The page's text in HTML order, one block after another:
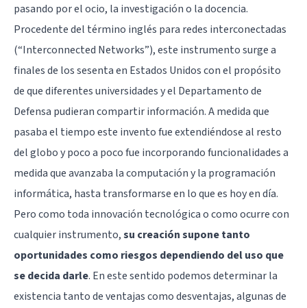
pasando por el ocio, la investigación o la docencia.
Procedente del término inglés para redes interconectadas
(“Interconnected Networks”), este instrumento surge a
finales de los sesenta en Estados Unidos con el propósito
de que diferentes universidades y el Departamento de
Defensa pudieran compartir información. A medida que
pasaba el tiempo este invento fue extendiéndose al resto
del globo y poco a poco fue incorporando funcionalidades a
medida que avanzaba la computación y la programación
informática, hasta transformarse en lo que es hoy en día.
Pero como toda innovación tecnológica o como ocurre con
cualquier instrumento,su creación supone tanto
oportunidades como riesgos dependiendo del uso que
se decida darle. En este sentido podemos determinar la
existencia tanto de ventajas como desventajas, algunas de